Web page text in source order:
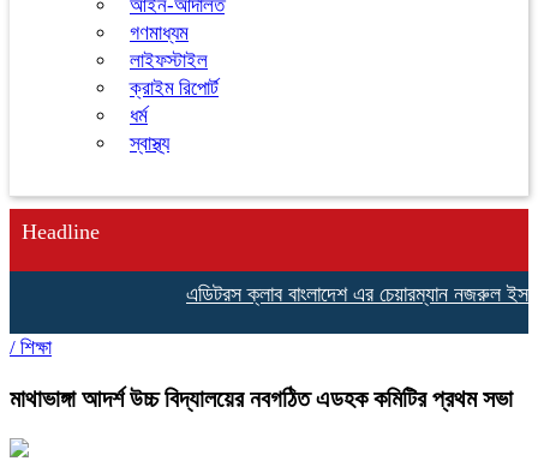
আইন-আদালত
গণমাধ্যম
লাইফস্টাইল
ক্রাইম রিপোর্ট
ধর্ম
স্বাস্থ্য
Headline
এডিটরস ক্লাব বাংলাদেশ এর চেয়ারম্যান নজরুল
/ শিক্ষা
মাথাভাঙ্গা আদর্শ উচ্চ বিদ্যালয়ের নবগঠিত এডহক কমিটির প্রথম সভা